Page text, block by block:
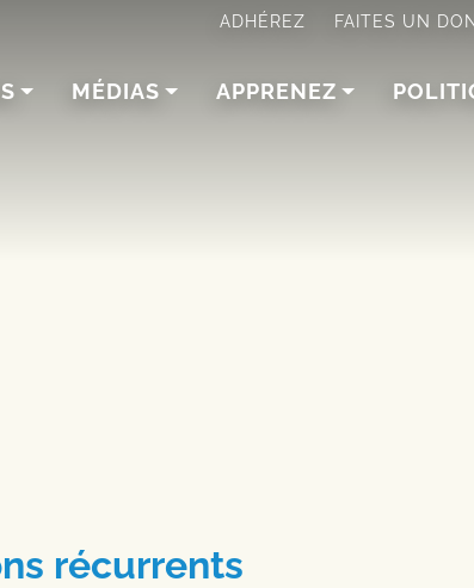
ADHÉREZ FAITES UN DON
MÉDIAS APPRENEZ
récurrents